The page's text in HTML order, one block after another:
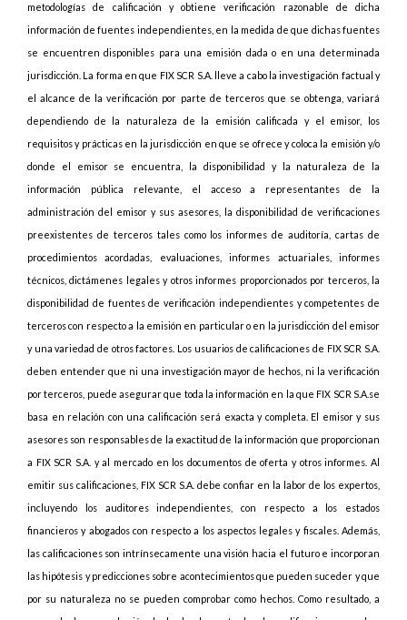
metodologías de calificación y obtiene verificación razonable de dicha
información de fuentes independientes, en la medida de que dichas fuentes
se encuentren disponibles para una emisión dada o en una determinada
jurisdicción. La forma en que FIX SCR S.A. lleve a cabo la investigación factual y
el alcance de la verificación por parte de terceros que se obtenga, variará
dependiendo de la naturaleza de la emisión calificada y el emisor, los
requisitos y prácticas en la jurisdicción en que se ofrece y coloca la emisión y/o
donde el emisor se encuentra, la disponibilidad y la naturaleza de la
información pública relevante, el acceso a representantes de la
administración del emisor y sus asesores, la disponibilidad de verificaciones
preexistentes de terceros tales como los informes de auditoría, cartas de
procedimientos acordadas, evaluaciones, informes actuariales, informes
técnicos, dictámenes legales y otros informes proporcionados por terceros, la
disponibilidad de fuentes de verificación independientes y competentes de
terceros con respecto a la emisión en particular o en la jurisdicción del emisor
y una variedad de otros factores. Los usuarios de calificaciones de FIX SCR S.A.
deben entender que ni una investigación mayor de hechos, ni la verificación
por terceros, puede asegurar que toda la información en la que FIX SCR S.A.se
basa en relación con una calificación será exacta y completa. El emisor y sus
asesores son responsables de la exactitud de la información que proporcionan
a FIX SCR S.A. y al mercado en los documentos de oferta y otros informes. Al
emitir sus calificaciones, FIX SCR S.A. debe confiar en la labor de los expertos,
incluyendo los auditores independientes, con respecto a los estados
financieros y abogados con respecto a los aspectos legales y fiscales. Además,
las calificaciones son intrínsecamente una visión hacia el futuro e incorporan
las hipótesis y predicciones sobre acontecimientos que pueden suceder y que
por su naturaleza no se pueden comprobar como hechos. Como resultado, a